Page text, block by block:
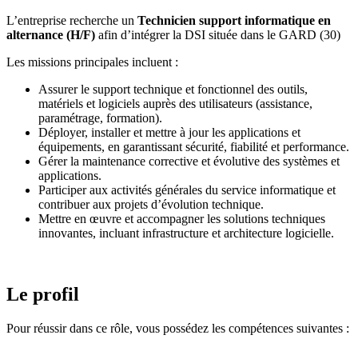
L’entreprise recherche un Technicien support informatique en
alternance (H/F) afin d’intégrer la DSI située dans le GARD (30)
Les missions principales incluent :
Assurer le support technique et fonctionnel des outils,
matériels et logiciels auprès des utilisateurs (assistance,
paramétrage, formation).
Déployer, installer et mettre à jour les applications et
équipements, en garantissant sécurité, fiabilité et performance.
Gérer la maintenance corrective et évolutive des systèmes et
applications.
Participer aux activités générales du service informatique et
contribuer aux projets d’évolution technique.
Mettre en œuvre et accompagner les solutions techniques
innovantes, incluant infrastructure et architecture logicielle.
Le profil
Pour réussir dans ce rôle, vous possédez les compétences suivantes :